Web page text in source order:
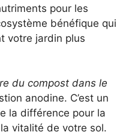
pour les
bénéfique qui
votre jardin plus
du compost dans le
anodine. C’est un
la différence pour la
vitalité de votre sol.